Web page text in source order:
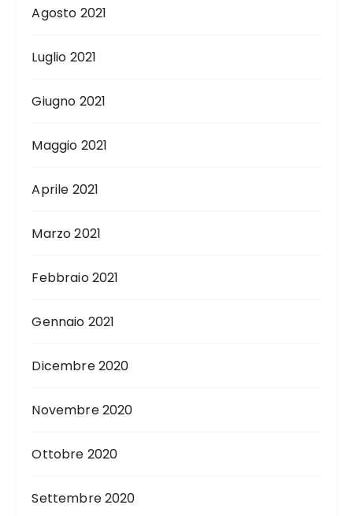
Agosto 2021
Luglio 2021
Giugno 2021
Maggio 2021
Aprile 2021
Marzo 2021
Febbraio 2021
Gennaio 2021
Dicembre 2020
Novembre 2020
Ottobre 2020
Settembre 2020